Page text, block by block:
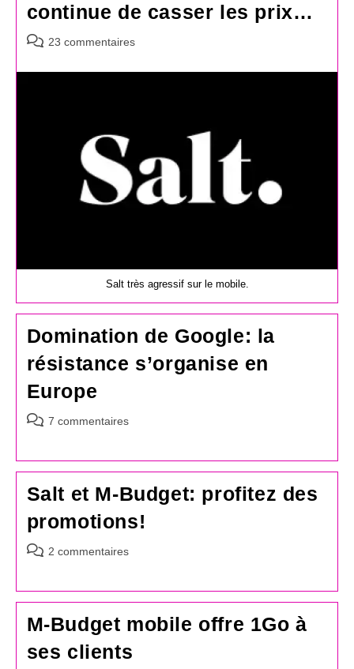
continue de casser les prix…
Commentaires
la
23 commentaires
Salt très agressif sur le mobile.
Domination de Google: la
résistance s’organise en
Europe
Commentaires
publication :
7 commentaires
Salt et M-Budget: profitez des
promotions!
Commentaires
publication :
2 commentaires
M-Budget mobile offre 1Go à
ses clients